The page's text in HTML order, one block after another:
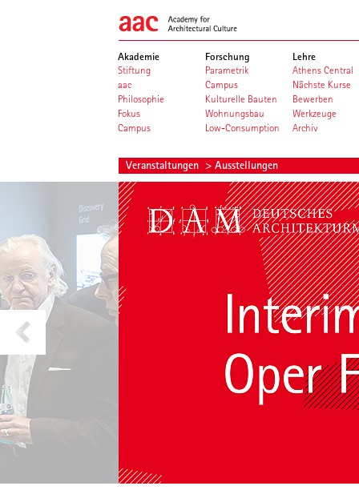
Akademie
Stiftung
aac
Philosophie
Fokus
Campus
Forschung
Parametrik
Campus
Kulturelle Bauten
Wohnungsbau
Low-Consumption
Lehre
Athens Central
Nächste Kurse
Bewerben
Werkzeuge
Archiv
Veranstaltungen > Ausstellungen